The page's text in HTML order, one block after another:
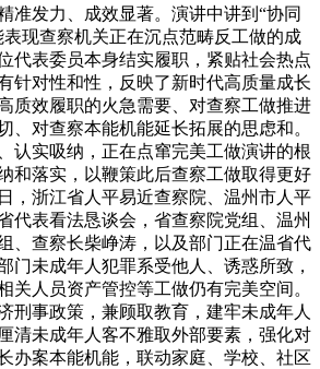
准发力、成效显著。演讲中讲到“协同
现查察机关正在沉点范畴反工做的成
代表委员本身结实履职，紧贴社会热点
针对性和性，反映了新时代高质量成长
质效履职的火急需要、对查察工做推进
、对查察本能机能延长拓展的思虑和。
认实吸纳，正在点窜完美工做演讲的根
和落实，以鞭策此后查察工做取得更好
，浙江省人平易近查察院、温州市人平
代表看法恳谈会，省查察院党组、温州
、查察长柴峥涛，以及部门正在温省代
门未成年人犯罪系受他人、诱惑所致，
关人员资产管控等工做仍有完美空间。
刑事政策，兼顾取教育，建牢未成年人
清未成年人客不雅取外部要素，强化对
办案本能机能，联动家庭、学校、社区